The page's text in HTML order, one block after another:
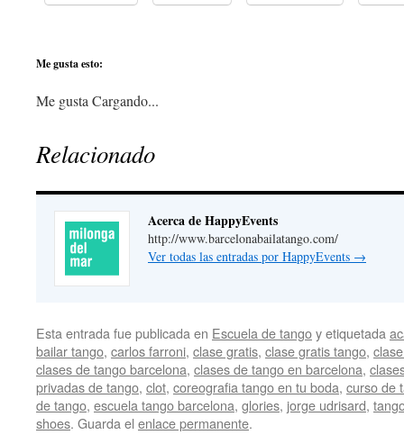
Me gusta esto:
Me gusta Cargando...
Relacionado
Acerca de HappyEvents
http://www.barcelonabailatango.com/
Ver todas las entradas por HappyEvents →
Esta entrada fue publicada en Escuela de tangoy etiquetada
bailar tango, carlos farroni, clase gratis, clase gratis tango,
clases de tango barcelona, clases de tango en barcelona,
privadas de tango, clot, coreografia tango en tu boda, curso de
de tango, escuela tango barcelona, glories, jorge udrisard,
shoes. Guarda el enlace permanente.